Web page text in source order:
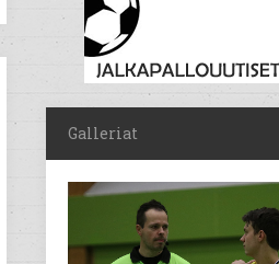
Galleriat